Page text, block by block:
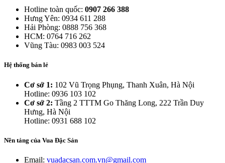
Hotline toàn quốc: 0907 266 388
Hưng Yên: 0934 611 288
Hải Phòng: 0888 756 368
HCM: 0764 716 262
Vũng Tàu: 0983 003 524
Hệ thống bán lẻ
Cơ sở 1: 102 Vũ Trọng Phụng, Thanh Xuân, Hà Nội
Hotline: 0936 103 102
Cơ sở 2: Tầng 2 TTTM Go Thăng Long, 222 Trần Duy
Hưng, Hà Nội
Hotline: 0931 688 102
Nền tảng của Vua Đặc Sản
Email: vuadacsan.com.vn@gmail.com